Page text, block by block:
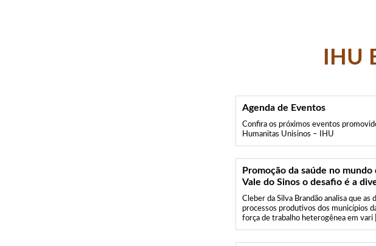
IHU
Agenda de Eventos
Confira os próximos eventos
Humanitas Unisinos – IHU
Promoção da saúde no
Vale do Sinos o desafio é a
Cleber da Silva Brandão analisa que as
processos produtivos dos municípios
força de trabalho heterogênea em vari